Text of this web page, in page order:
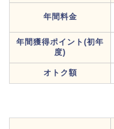
年間料金
年間獲得ポイント(初年
度)
オトク額